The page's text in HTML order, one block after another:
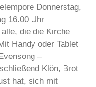
Donnerstag,
16.00 Uhr
die die Kirche
Handy oder Tablet
–
Klön, Brot
hat, sich mit